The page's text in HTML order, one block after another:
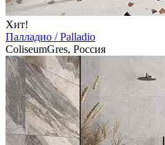
Хит!
Палладио / Palladio
ColiseumGres, Россия